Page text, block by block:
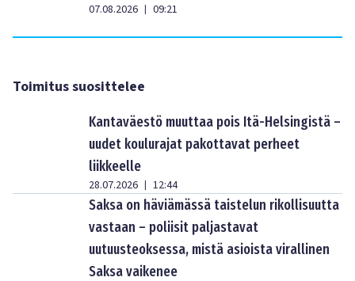
07.08.2026 | 09:21
Toimitus suosittelee
Kantaväestö muuttaa pois Itä-Helsingistä –
uudet koulurajat pakottavat perheet
liikkeelle
28.07.2026 | 12:44
Saksa on häviämässä taistelun rikollisuutta
vastaan – poliisit paljastavat
uutuusteoksessa, mistä asioista virallinen
Saksa vaikenee